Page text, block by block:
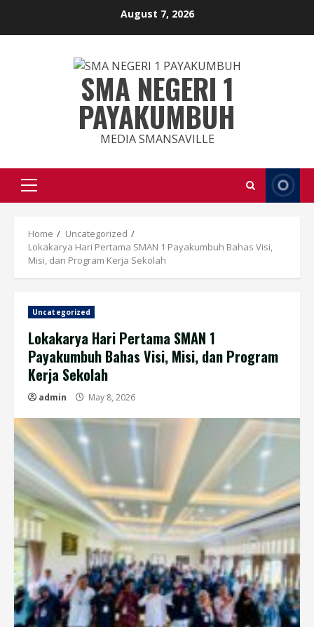
August 7, 2026
SMA NEGERI 1
PAYAKUMBUH
MEDIA SMANSAVILLE
Primary
Menu
Home
Uncategorized
Lokakarya Hari Pertama SMAN 1 Payakumbuh Bahas Visi,
Misi, dan Program Kerja Sekolah
Uncategorized
Lokakarya Hari Pertama SMAN 1
Payakumbuh Bahas Visi, Misi, dan Program
Kerja Sekolah
admin May 8, 2026